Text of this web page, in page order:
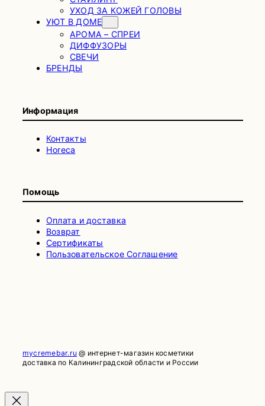
УХОД ЗА КОЖЕЙ ГОЛОВЫ
УЮТ В ДОМЕ
АРОМА – СПРЕИ
ДИФФУЗОРЫ
СВЕЧИ
БРЕНДЫ
Информация
Контакты
Horeca
Помощь
Оплата и доставка
Возврат
Сертификаты
Пользовательское Соглашение
mycremebar.ru @ интернет-магазин косметики
доставка по Калининградской области и России